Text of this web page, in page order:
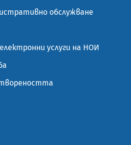
обслужване
услуги на НОИ